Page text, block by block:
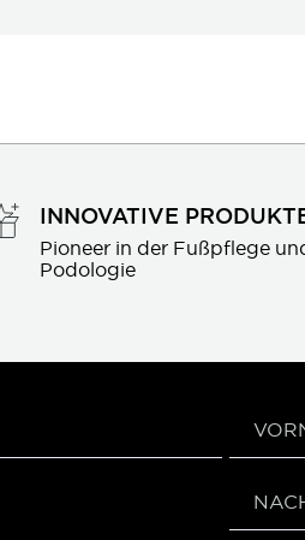
INNOVATIVE
Pioneer in der Fußpflege
Podologie